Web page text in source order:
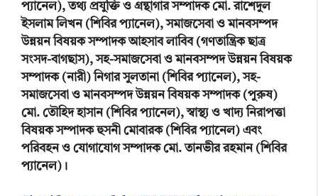
প্যানেল), তথ্য প্রযুক্তি ও গ্রন্থাগার সম্পাদক মো. রাশেদুল
ইসলাম লিখন (শিবির প্যানেল), সমাজসেবা ও মানবসম্পদ
উন্নয়ন বিষয়ক সম্পাদক আহসাব লাবিব (গণতান্ত্রিক ছাত্র
সংসদ-বাগছাস), সহ-সমাজসেবা ও মানবসম্পদ উন্নয়ন বিষয়ক
সম্পাদক (নারী) নিগার সুলতানা (শিবির প্যানেল), সহ-
সমাজসেবা ও মানবসম্পদ উন্নয়ন বিষয়ক সম্পাদক (পুরুষ)
মো. তৌহিদ হাসান (শিবির প্যানেল), স্বাস্থ্য ও খাদ্য নিরাপত্তা
বিষয়ক সম্পাদক হুসনী মোবারক (শিবির প্যানেল) এবং
পরিবহন ও যোগাযোগ সম্পাদক মো. তানভীর রহমান (শিবির
প্যানেল)।